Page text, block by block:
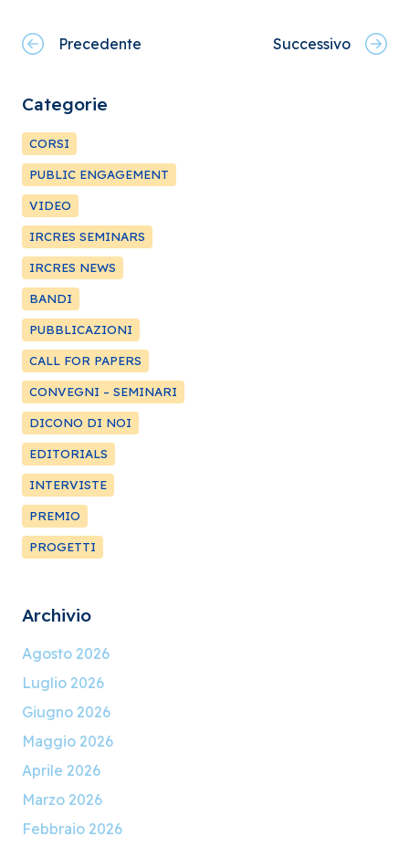
Precedente Successivo
Categorie
CORSI
PUBLIC ENGAGEMENT
VIDEO
IRCRES SEMINARS
IRCRES NEWS
BANDI
PUBBLICAZIONI
CALL FOR PAPERS
CONVEGNI – SEMINARI
DICONO DI NOI
EDITORIALS
INTERVISTE
PREMIO
PROGETTI
Archivio
Agosto 2026
Luglio 2026
Giugno 2026
Maggio 2026
Aprile 2026
Marzo 2026
Febbraio 2026